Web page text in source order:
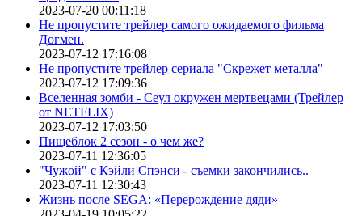
2023-07-20 00:11:18
Не пропустите трейлер самого ожидаемого фильма
Догмен.
2023-07-12 17:16:08
Не пропустите трейлер сериала "Скрежет металла"
2023-07-12 17:09:36
Вселенная зомби - Сеул окружен мертвецами (Трейлер
от NETFLIX)
2023-07-12 17:03:50
Пищеблок 2 сезон - о чем же?
2023-07-11 12:36:05
"Чужой" с Кэйли Спэнси - съемки закончились..
2023-07-11 12:30:43
Жизнь после SEGA: «Перерождение дяди»